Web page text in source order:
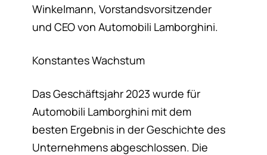
Winkelmann, Vorstandsvorsitzender
und CEO von Automobili Lamborghini.
Konstantes Wachstum
Das Geschäftsjahr 2023 wurde für
Automobili Lamborghini mit dem
besten Ergebnis in der Geschichte des
Unternehmens abgeschlossen. Die